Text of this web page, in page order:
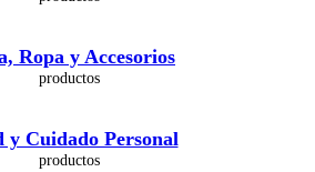
Ropa y Accesorios
y Cuidado Personal